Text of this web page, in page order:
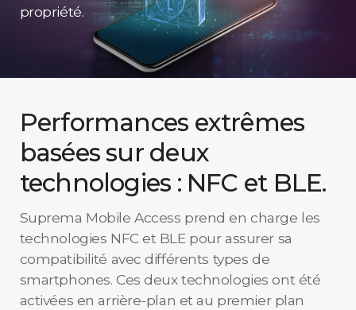
propriété.
Performances extrêmes
basées sur deux
technologies : NFC et BLE.
Suprema Mobile Access prend en charge les
technologies NFC et BLE pour assurer sa
compatibilité avec différents types de
smartphones. Ces deux technologies ont été
activées en arrière-plan et au premier plan